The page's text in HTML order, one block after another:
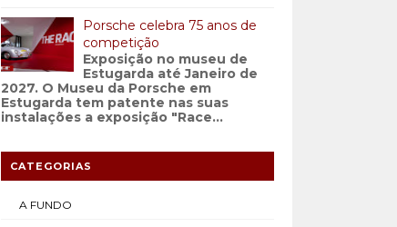
Porsche celebra 75 anos de
competição
Exposição no museu de
Estugarda até Janeiro de
2027. O Museu da Porsche em
Estugarda tem patente nas suas
instalações a exposição "Race...
CATEGORIAS
A FUNDO